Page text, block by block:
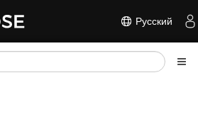
Русский